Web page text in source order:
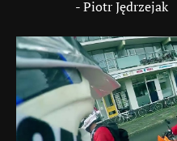
-Piotr Jędrzejak